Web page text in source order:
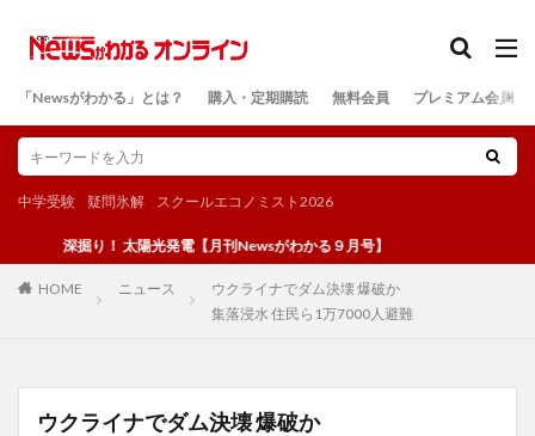
「Newsがわかる」とは？ 購入・定期購読 無料会員 プレミアム会員
中学受験 疑問氷解 スクールエコノミスト2026
深掘り！ 太陽光発電【月刊Newsがわかる９月号】
HOME ニュース
ウクライナでダム決壊 爆破か
集落浸水 住民ら1万7000人避難
ウクライナでダム決壊 爆破か
検索